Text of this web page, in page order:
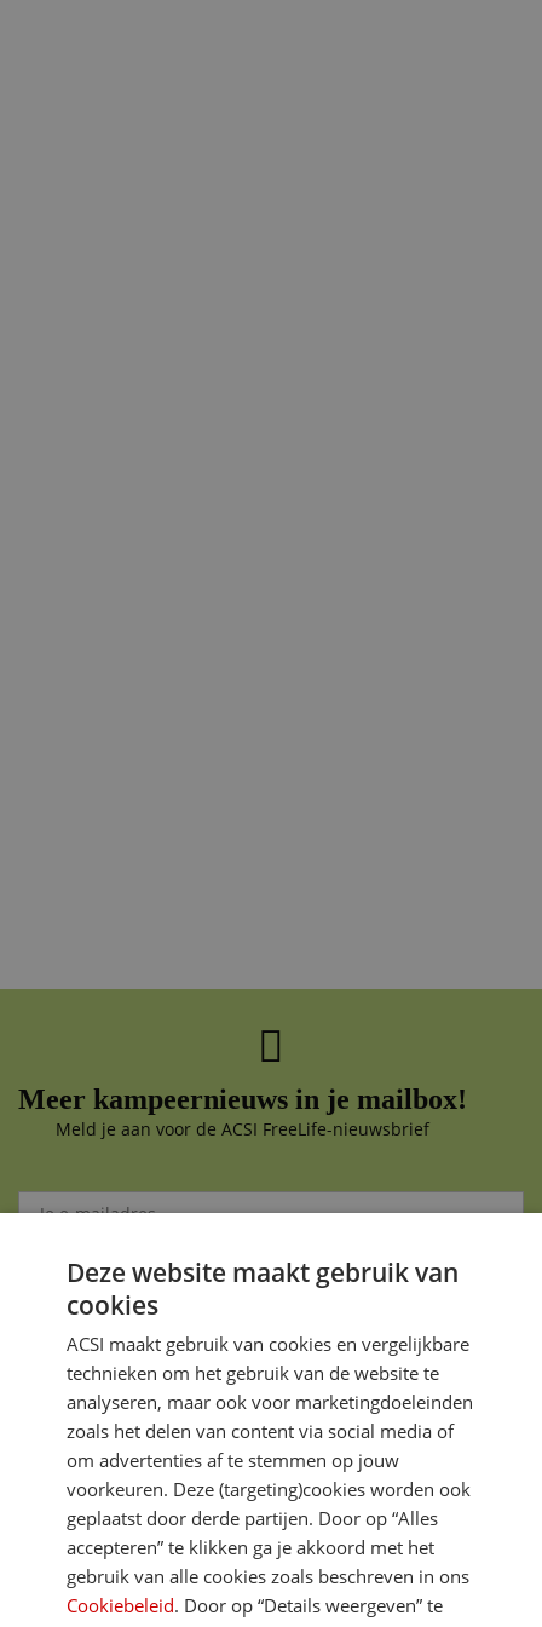
Meer kampeernieuws in je mailbox!
Meld je aan voor de ACSI FreeLife-nieuwsbrief
Aanmelden
Je gegevens zijn veilig en worden niet gedeeld met anderen
DIRECT NAAR
MEER ACSI FREELIFE
Deze website maakt gebruik van
cookies
ACSI maakt gebruik van cookies en vergelijkbare
technieken om het gebruik van de website te
analyseren, maar ook voor marketingdoeleinden
zoals het delen van content via social media of
om advertenties af te stemmen op jouw
voorkeuren. Deze (targeting)cookies worden ook
geplaatst door derde partijen. Door op “Alles
accepteren” te klikken ga je akkoord met het
gebruik van alle cookies zoals beschreven in ons
Cookiebeleid. Door op “Details weergeven” te